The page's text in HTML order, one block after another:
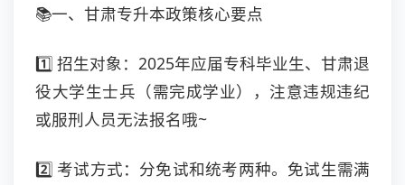
📚一、甘肃专升本政策核心要点
1️⃣ 招生对象：2025年应届专科毕业生、甘肃退
役大学生士兵（需完成学业），注意违规违纪
或服刑人员无法报名哦~
2️⃣ 考试方式：分免试和统考两种。免试生需满